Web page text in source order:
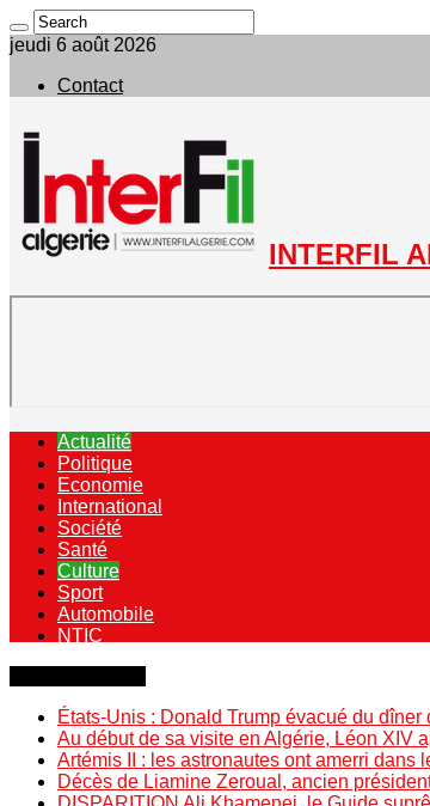
jeudi 6 août 2026
Contact
INTERFIL
Actualité
Politique
Economie
International
Société
Santé
Culture
Sport
Automobile
NTIC
États-Unis : Donald Trump évacué du
Au début de sa visite en Algérie, Léon XIV
Artémis II : les astronautes ont amerri dans
Décès de Liamine Zeroual, ancien